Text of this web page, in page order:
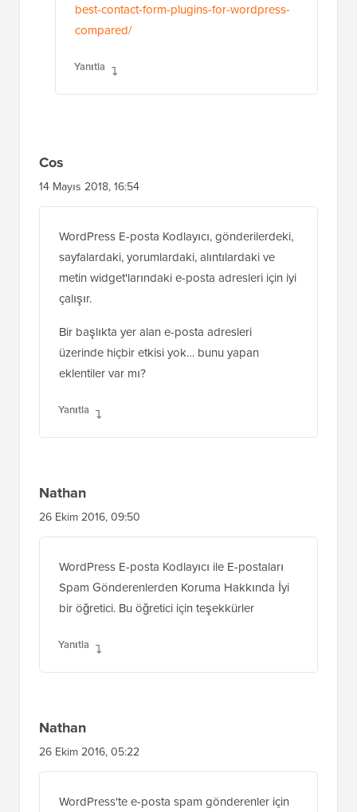
best-contact-form-plugins-for-wordpress-
compared/
Yanıtla
Cos
14 Mayıs 2018, 16:54
WordPress E-posta Kodlayıcı, gönderilerdeki,
sayfalardaki, yorumlardaki, alıntılardaki ve
metin widget'larındaki e-posta adresleri için iyi
çalışır.
Bir başlıkta yer alan e-posta adresleri
üzerinde hiçbir etkisi yok… bunu yapan
eklentiler var mı?
Yanıtla
Nathan
26 Ekim 2016, 09:50
WordPress E-posta Kodlayıcı ile E-postaları
Spam Gönderenlerden Koruma Hakkında İyi
bir öğretici. Bu öğretici için teşekkürler
Yanıtla
Nathan
26 Ekim 2016, 05:22
WordPress'te e-posta spam gönderenler için